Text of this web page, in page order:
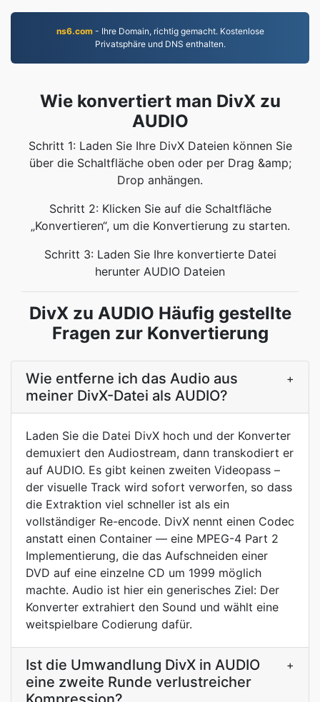
ns6.com- Ihre Domain, richtig gemacht. Kostenlose
Privatsphäre und DNS enthalten.
Wie konvertiert man DivX zu
AUDIO
Schritt 1: Laden Sie Ihre DivX Dateien können Sie
über die Schaltfläche oben oder per Drag &amp;
Drop anhängen.
Schritt 2: Klicken Sie auf die Schaltfläche
„Konvertieren“, um die Konvertierung zu starten.
Schritt 3: Laden Sie Ihre konvertierte Datei
herunter AUDIO Dateien
DivX zu AUDIO Häufig gestellte
Fragen zur Konvertierung
Wie entferne ich das Audio aus
meiner DivX-Datei als AUDIO?
+
Laden Sie die Datei DivX hoch und der Konverter
demuxiert den Audiostream, dann transkodiert er
auf AUDIO. Es gibt keinen zweiten Videopass –
der visuelle Track wird sofort verworfen, so dass
die Extraktion viel schneller ist als ein
vollständiger Re-encode. DivX nennt einen Codec
anstatt einen Container — eine MPEG-4 Part 2
Implementierung, die das Aufschneiden einer
DVD auf eine einzelne CD um 1999 möglich
machte. Audio ist hier ein generisches Ziel: Der
Konverter extrahiert den Sound und wählt eine
weitspielbare Codierung dafür.
Ist die Umwandlung DivX in AUDIO
eine zweite Runde verlustreicher
+